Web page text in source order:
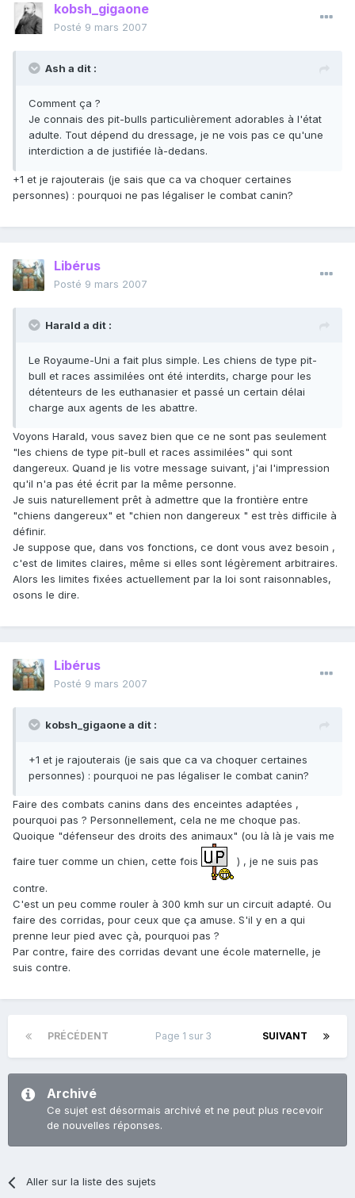
kobsh_gigaone
Posté 9 mars 2007
Ash a dit :
Comment ça ?
Je connais des pit-bulls particulièrement adorables à l'état
adulte. Tout dépend du dressage, je ne vois pas ce qu'une
interdiction a de justifiée là-dedans.
+1 et je rajouterais (je sais que ca va choquer certaines
personnes) : pourquoi ne pas légaliser le combat canin?
Libérus
Posté 9 mars 2007
Harald a dit :
Le Royaume-Uni a fait plus simple. Les chiens de type pit-
bull et races assimilées ont été interdits, charge pour les
détenteurs de les euthanasier et passé un certain délai
charge aux agents de les abattre.
Voyons Harald, vous savez bien que ce ne sont pas seulement
"les chiens de type pit-bull et races assimilées" qui sont
dangereux. Quand je lis votre message suivant, j'ai l'impression
qu'il n'a pas été écrit par la même personne.
Je suis naturellement prêt à admettre que la frontière entre
"chiens dangereux" et "chien non dangereux " est très difficile à
définir.
Je suppose que, dans vos fonctions, ce dont vous avez besoin ,
c'est de limites claires, même si elles sont légèrement arbitraires.
Alors les limites fixées actuellement par la loi sont raisonnables,
osons le dire.
Libérus
Posté 9 mars 2007
kobsh_gigaone a dit :
+1 et je rajouterais (je sais que ca va choquer certaines
personnes) : pourquoi ne pas légaliser le combat canin?
Faire des combats canins dans des enceintes adaptées ,
pourquoi pas ? Personnellement, cela ne me choque pas.
Quoique "défenseur des droits des animaux" (ou là là je vais me
faire tuer comme un chien, cette fois
) , je ne suis pas
contre.
C'est un peu comme rouler à 300 kmh sur un circuit adapté. Ou
faire des corridas, pour ceux que ça amuse. S'il y en a qui
prenne leur pied avec çà, pourquoi pas ?
Par contre, faire des corridas devant une école maternelle, je
suis contre.
PRÉCÉDENT SUIVANT
Page 1 sur 3
Archivé
Ce sujet est désormais archivé et ne peut plus recevoir
de nouvelles réponses.
Aller sur la liste des sujets